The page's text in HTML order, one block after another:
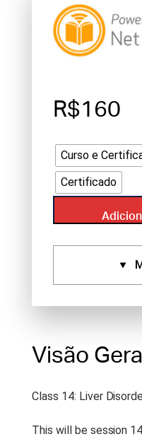
Visão
Class 14: Liver
This will be session
R$160
Curso e
Certificado
Standard
NCCAOM
Idioma:
Webinar